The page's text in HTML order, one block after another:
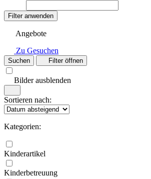
Filter anwenden
Angebote
Zu Gesuchen
Suchen Filter öffnen
Bilder ausblenden
Sortieren nach:
Kategorien:
Kinderartikel
Kinderbetreuung